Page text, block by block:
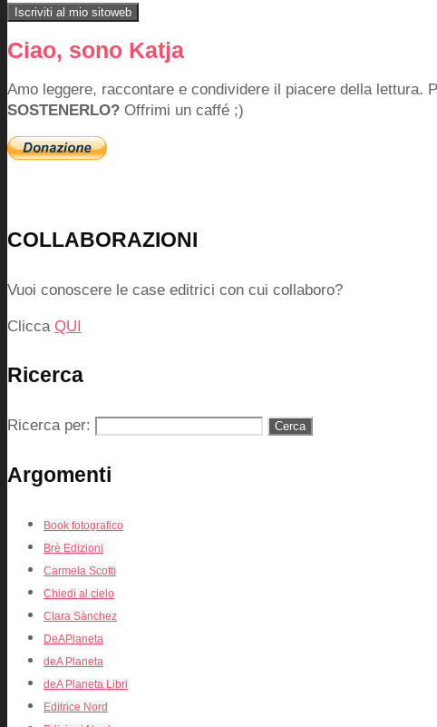
Ciao, sono Katja
Amo leggere, raccontare e condividere il piacere della lettura.
SOSTENERLO? Offrimi un caffé ;)
COLLABORAZIONI
Vuoi conoscere le case editrici con cui collaboro?
Clicca QUI
Ricerca
Ricerca per:
Argomenti
Book fotografico
Brè Edizioni
Carmela Scotti
Chiedi al cielo
Clara Sànchez
DeAPlaneta
deA Planeta
deA Planeta Libri
Editrice Nord